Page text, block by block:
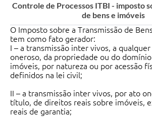
e-SIC
Tributação
Diário Oficial
Outros Editais
Portal da Privacidade
Controle de Processos ITBI - imposto
de bens e imóveis
O Imposto sobre a Transmissão de
tem como fato gerador:
I – a transmissão inter vivos, a
oneroso, da propriedade ou do
imóveis, por natureza ou por acessão
definidos na lei civil;
II – a transmissão inter vivos, por ato
título, de direitos reais sobre imóveis,
reais de garantia;